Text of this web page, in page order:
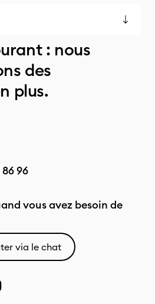
: nous
des
plus.
86 96
vous avez besoin de
via le chat